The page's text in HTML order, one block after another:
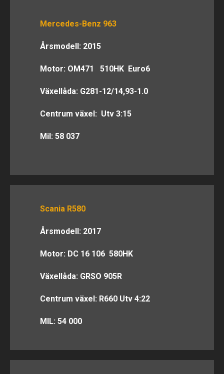
Mercedes-Benz 963
Årsmodell: 2015
Motor: OM471 510HK Euro6
Växellåda: G281-12/14,93-1.0
Centrum växel: Utv 3:15
Mil: 58 037
Scania R580
Årsmodell: 2017
Motor: DC 16 106 580HK
Växellåda: GRSO 905R
Centrum växel: R660 Utv 4:22
MIL: 54 000